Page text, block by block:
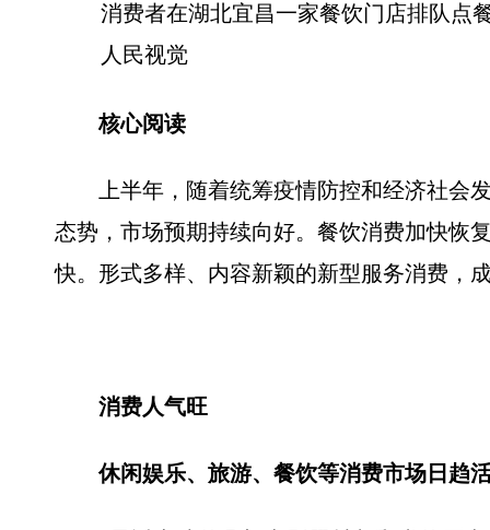
消费者在湖北宜昌一家餐饮门店排队点
人民视觉
核心阅读
上半年，随着统筹疫情防控和经济社会发
态势，市场预期持续向好。餐饮消费加快恢
快。形式多样、内容新颖的新型服务消费，
消费人气旺
休闲娱乐、旅游、餐饮等消费市场日趋